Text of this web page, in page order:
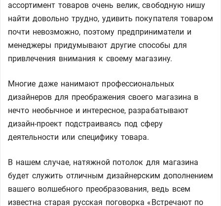
ассортимент товаров очень велик, свободную нишу
найти довольно трудно, удивить покупателя товаром
почти невозможно, поэтому предприниматели и
менеджеры придумывают другие способы для
привлечения внимания к своему магазину.
Многие даже нанимают профессиональных
дизайнеров для преображения своего магазина в
нечто необычное и интересное, разрабатывают
дизайн-проект подстраиваясь под сферу
деятельности или специфику товара.
В нашем случае, натяжной потолок для магазина
будет служить отличным дизайнерским дополнением
вашего волшебного преобразования, ведь всем
известна старая русская поговорка «Встречают по